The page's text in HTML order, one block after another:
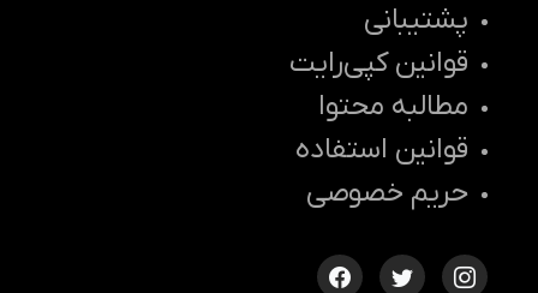
پشتیبانی
قوانین کپی‌رایت
مطالبه محتوا
قوانین استفاده
حریم خصوصی